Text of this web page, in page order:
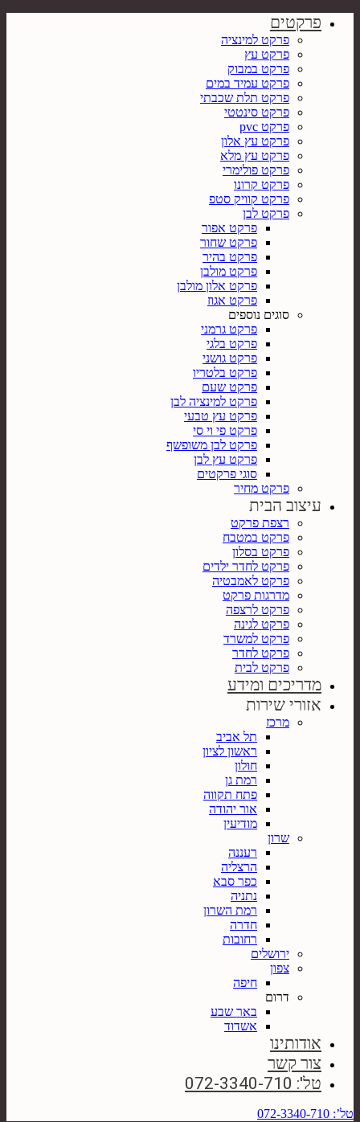
פרקטים
פרקט למינציה
פרקט עץ
פרקט במבוק
פרקט עמיד במים
פרקט תלת שכבתי
פרקט סינטטי
פרקט pvc
פרקט עץ אלון
פרקט עץ מלא
פרקט פולימרי
פרקט קרונו
פרקט קוויק סטפ
פרקט לבן
פרקט אפור
פרקט שחור
פרקט בהיר
פרקט מולבן
פרקט אלון מולבן
פרקט אגוז
סוגים נוספים
פרקט גרמני
פרקט בלגי
פרקט גושני
פרקט בלטריו
פרקט שעם
פרקט למינציה לבן
פרקט עץ טבעי
פרקט פי וי סי
פרקט לבן משופשף
פרקט עץ לבן
סוגי פרקטים
פרקט מחיר
עיצוב הבית
רצפת פרקט
פרקט במטבח
פרקט בסלון
פרקט לחדר ילדים
פרקט לאמבטיה
מדרגות פרקט
פרקט לרצפה
פרקט לגינה
פרקט למשרד
פרקט לחדר
פרקט לבית
מדריכים ומידע
אזורי שירות
מרכז
תל אביב
ראשון לציון
חולון
רמת גן
פתח תקווה
אור יהודה
מודיעין
שרון
רעננה
הרצליה
כפר סבא
נתניה
רמת השרון
חדרה
רחובות
ירושלים
צפון
חיפה
דרום
באר שבע
אשדוד
אודותינו
צור קשר
טל': 072-3340-710
טל’: 072-3340-710